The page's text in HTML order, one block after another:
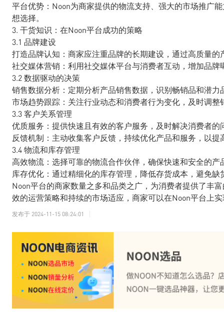
平台优势：Noon为商家提供的物流支持、强大的市场推广
想选择。
3. 干货知识：在Noon平台成功的策略
3.1 品牌建设
打造品牌认知：商家应注重品牌的长期建设，通过高质量
社交媒体营销：利用社交媒体平台与消费者互动，增加品牌
3.2 数据驱动的决策
销售数据分析：定期分析产品销售数据，识别畅销品和潜力
市场趋势跟踪：关注行业动态和消费者行为变化，及时调整
3.3 客户关系管理
优质服务：提供快速且有效的客户服务，及时解决消费者的
反馈机制：主动收集客户反馈，持续优化产品和服务，以
3.4 物流和库存管理
高效物流：选择可靠的物流合作伙伴，确保快速和安全的产
库存优化：通过精细化的库存管理，降低存货成本，避免缺
Noon平台的商家数量之多和品类之广，为消费者提供了丰
效的运营策略和持续的市场适应，商家可以在Noon平台上
发布于 2024-11-15 08:24:01